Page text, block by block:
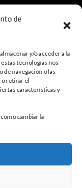
de
y/o acceder a la
tecnologías nos
navegación o las
o retirar el
características y
cambiar la